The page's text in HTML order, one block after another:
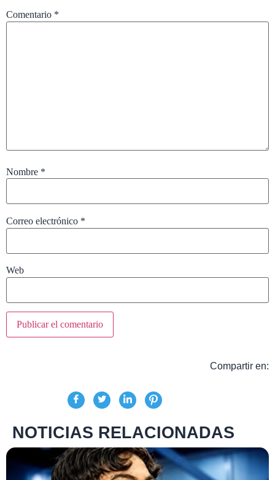
Comentario *
Nombre *
Correo electrónico *
Web
Compartir en:
NOTICIAS RELACIONADAS